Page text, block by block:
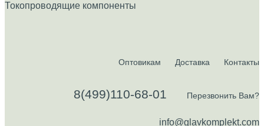
Токопроводящие компоненты
Оптовикам Доставка Контакты
8(499)110-68-01 Перезвонить Вам?
info@glavkomplekt.com